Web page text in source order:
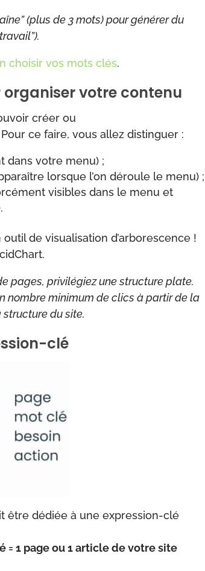
(plus de 3 mots) pour générer du
choisir vos mots clés.
votre contenu
créer ou
Pour ce faire, vous allez distinguer :
dans votre menu) ;
lorsque l’on déroule le menu) ;
visibles dans le menu et
de visualisation d’arborescence !
pages, privilégiez une structure plate.
nombre minimum de clics à partir de la
du site.
clé
être dédiée à une expression-clé
= 1 page ou 1 article de votre site